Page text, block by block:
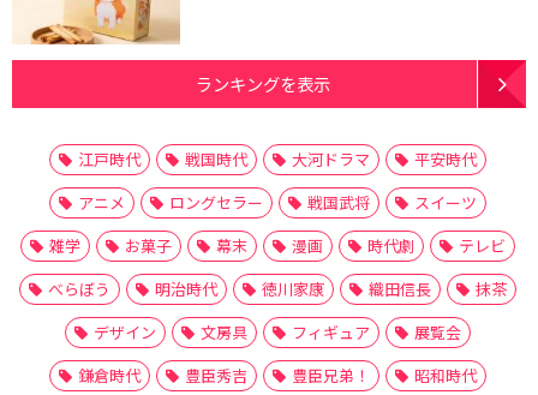
ランキングを表示
江戸時代 戦国時代 大河ドラマ
平安時代
アニメ
ロングセラー 戦国武将
スイーツ
雑学
お菓子 幕末 漫画 時代劇
テレビ
べらぼう
明治時代 徳川家康 織田信長
抹茶
デザイン
文房具 フィギュア
展覧会
鎌倉時代
豊臣秀吉 豊臣兄弟！
昭和時代